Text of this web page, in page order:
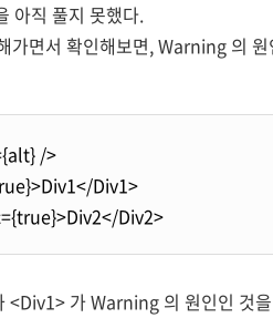
아직 풀지 못했다.
가면서 확인해보면, Warning 의
/>
}>Div1</Div1>
={true}>Div2</Div2>
<Div1> 가 Warning 의 원인인 것